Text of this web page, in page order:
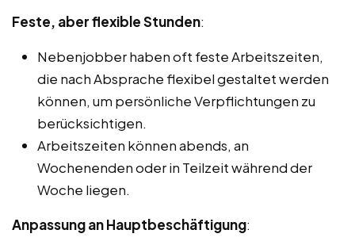
Feste, aber flexible Stunden:
Nebenjobber haben oft feste Arbeitszeiten,
die nach Absprache flexibel gestaltet werden
können, um persönliche Verpflichtungen zu
berücksichtigen.
Arbeitszeiten können abends, an
Wochenenden oder in Teilzeit während der
Woche liegen.
Anpassung an Hauptbeschäftigung: